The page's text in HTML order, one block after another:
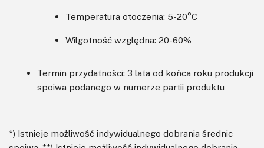
Temperatura otoczenia: 5-20°C
Wilgotność względna: 20-60%
Termin przydatności: 3 lata od końca roku produkcji
spoiwa podanego w numerze partii produktu
*) Istnieje możliwość indywidualnego dobrania średnic